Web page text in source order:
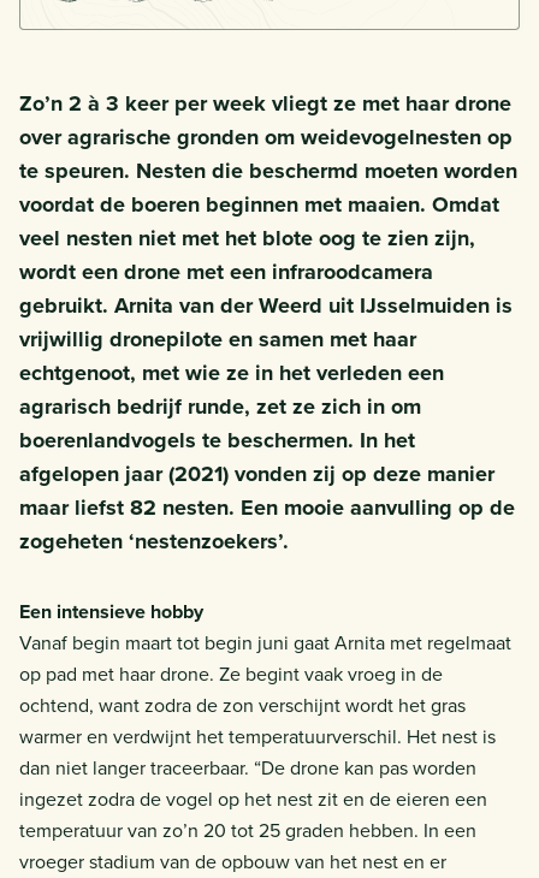
Zo’n 2 à 3 keer per week vliegt ze met haar drone
over agrarische gronden om weidevogelnesten op
te speuren. Nesten die beschermd moeten worden
voordat de boeren beginnen met maaien. Omdat
veel nesten niet met het blote oog te zien zijn,
wordt een drone met een infraroodcamera
gebruikt. Arnita van der Weerd uit IJsselmuiden is
vrijwillig dronepilote en samen met haar
echtgenoot, met wie ze in het verleden een
agrarisch bedrijf runde, zet ze zich in om
boerenlandvogels te beschermen. In het
afgelopen jaar (2021) vonden zij op deze manier
maar liefst 82 nesten. Een mooie aanvulling op de
zogeheten ‘nestenzoekers’.
Een intensieve hobby
Vanaf begin maart tot begin juni gaat Arnita met regelmaat
op pad met haar drone. Ze begint vaak vroeg in de
ochtend, want zodra de zon verschijnt wordt het gras
warmer en verdwijnt het temperatuurverschil. Het nest is
dan niet langer traceerbaar. “De drone kan pas worden
ingezet zodra de vogel op het nest zit en de eieren een
temperatuur van zo’n 20 tot 25 graden hebben. In een
vroeger stadium van de opbouw van het nest en er